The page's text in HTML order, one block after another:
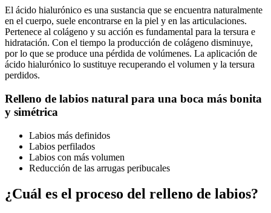
El ácido hialurónico es una sustancia que se encuentra naturalmente
en el cuerpo, suele encontrarse en la piel y en las articulaciones.
Pertenece al colágeno y su acción es fundamental para la tersura e
hidratación. Con el tiempo la producción de colágeno disminuye,
por lo que se produce una pérdida de volúmenes. La aplicación de
ácido hialurónico lo sustituye recuperando el volumen y la tersura
perdidos.
Relleno de labios natural para una boca más bonita
y simétrica
Labios más definidos
Labios perfilados
Labios con más volumen
Reducción de las arrugas peribucales
¿Cuál es el proceso del relleno de labios?